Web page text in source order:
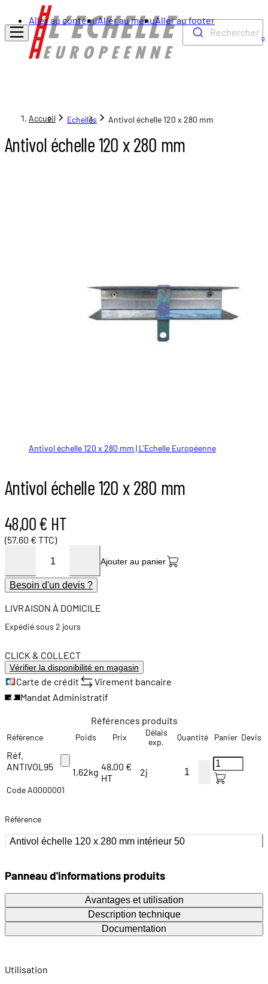
Aller au contenuAller au menuAller au footer
Rechercher
0
Accueil Echelles Antivol échelle 120 x 280 mm
Antivol échelle 120 x 280 mm
Antivol échelle 120 x 280 mm | L'Echelle Européenne
Antivol échelle 120 x 280 mm
48,00 € HT
(57,60 € TTC)
Ajouter au panier
Besoin d'un devis ?
LIVRAISON À DOMICILE
Expédié sous 2 jours
CLICK & COLLECT
Vérifier la disponibilité en magasin
Carte de crédit
Virement bancaire
Mandat Administratif
Références produits
Référence Poids Prix
Délais
exp.
Quantité Panier Devis
Réf.
ANTIVOL95
Code A0000001
1,62kg 48,00 €
HT
2j
Référence
Antivol échelle 120 x 280 mm intérieur 50
Panneau d'informations produits
Avantages et utilisation
Description technique
Documentation
Utilisation